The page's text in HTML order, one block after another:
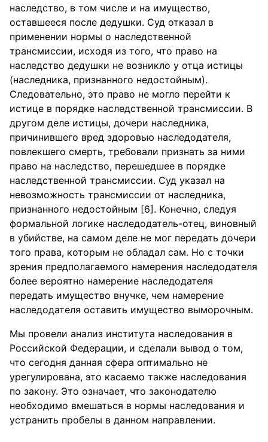
наследство, в том числе и на имущество,
оставшееся после дедушки. Суд отказал в
применении нормы о наследственной
трансмиссии, исходя из того, что право на
наследство дедушки не возникло у отца истицы
(наследника, признанного недостойным).
Следовательно, это право не могло перейти к
истице в порядке наследственной трансмиссии. В
другом деле истицы, дочери наследника,
причинившего вред здоровью наследодателя,
повлекшего смерть, требовали признать за ними
право на наследство, перешедшее в порядке
наследственной трансмиссии. Суд указал на
невозможность трансмиссии от наследника,
признанного недостойным [6]. Конечно, следуя
формальной логике наследодатель-отец, виновный
в убийстве, на самом деле не мог передать дочери
того права, которым не обладал сам. Но с точки
зрения предполагаемого намерения наследодателя
более вероятно намерение наследодателя
передать имущество внучке, чем намерение
наследодателя оставить имущество выморочным.
Мы провели анализ института наследования в
Российской Федерации, и сделали вывод о том,
что сегодня данная сфера оптимально не
урегулирована, это касаемо также наследования
по закону. Это означает, что законодателю
необходимо вмешаться в нормы наследования и
устранить пробелы в данном направлении.